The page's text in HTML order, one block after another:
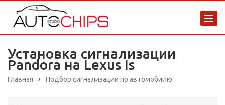
Установка сигнализации
Pandora на Lexus Is
Главная Подбор сигнализации по автомобилю